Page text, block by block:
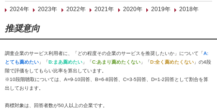
2024年
2023年 2022年 2021年 2020年 2019年 2018年
推奨意向
調査企業のサービス利用者に、「どの程度その企業のサービスを推奨したいか」について「A:
とても薦めたい 」「B:まあ薦めたい 」「C:あまり薦めたくない 」「D:全く薦めたくない 」の4段
階で評価をしてもらい比率を算出しています。
※10段階聴取については、A=9-10回答、B=6-8回答、C=3-5回答、D=1-2回答として割合を算
出しております。
商標対象は、回答者数が50人以上の企業です。